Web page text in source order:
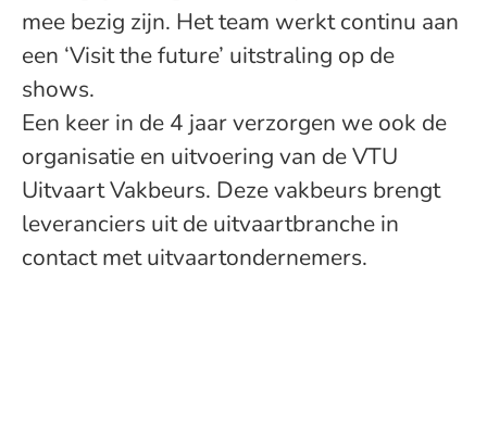
mee bezig zijn. Het team werkt continu aan
een ‘Visit the future’ uitstraling op de
shows.
Een keer in de 4 jaar verzorgen we ook de
organisatie en uitvoering van de VTU
Uitvaart Vakbeurs. Deze vakbeurs brengt
leveranciers uit de uitvaartbranche in
contact met uitvaartondernemers.